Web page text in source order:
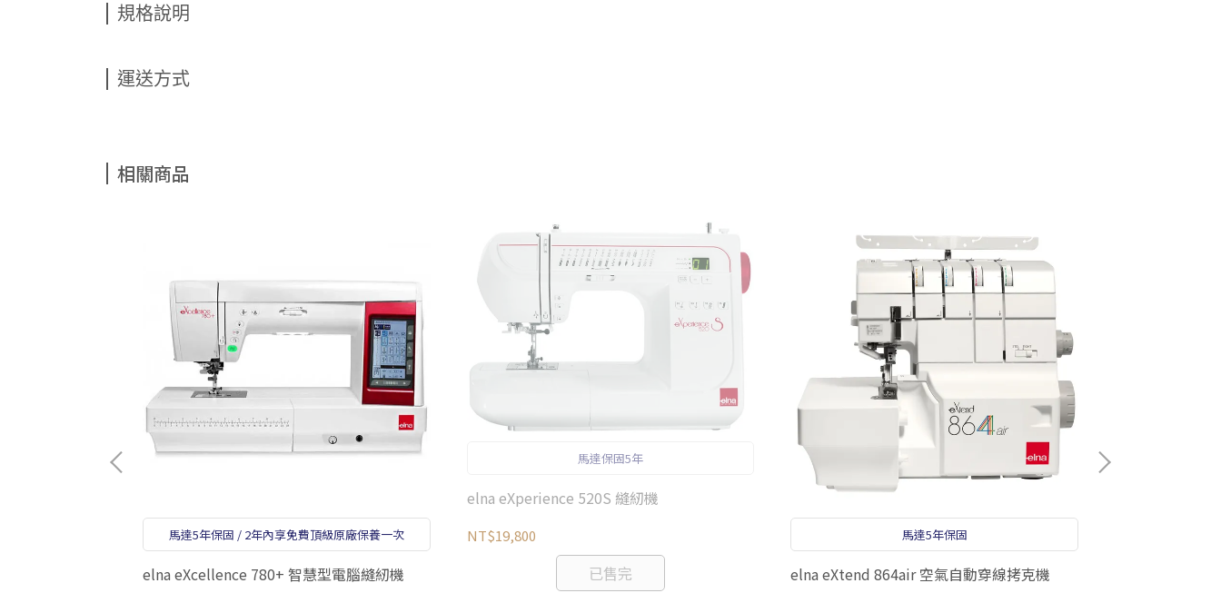
規格說明
運送方式
相關商品
馬達5年保固 / 2年內享免費頂級原廠保養一次
elna eXcellence 780+ 智慧型電腦縫紉機
馬達保固5年
elna eXperience 520S 縫紉機
NT$19,800
已售完
馬達5年保固
elna eXtend 864air 空氣自動穿線拷克機